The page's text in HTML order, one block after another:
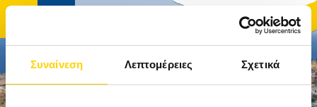
Συναίνεση Λεπτομέρειες Σχετικά
ΑΡΧΙΚΉ